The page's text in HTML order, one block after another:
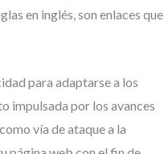
en inglés, son enlaces que
para adaptarse a los
impulsada por los avances
ví­a de ataque a la